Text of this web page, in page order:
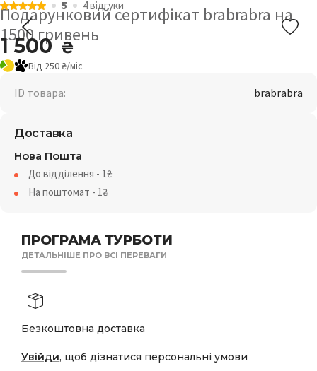
5 4 відгуки
Подарунковий сертифікат brabrabra на
1500 гривень
1 500₴
Від 250 ₴/міс
ПРОГРАМА ТУРБОТИ
ДЕТАЛЬНІШЕ ПРО ВСІ ПЕРЕВАГИ
Безкоштовна доставка
Увійди, щоб дізнатися персональні умови
ID товара: brabrabra
Доставка
Нова Пошта
До відділення - 1₴
На поштомат - 1₴